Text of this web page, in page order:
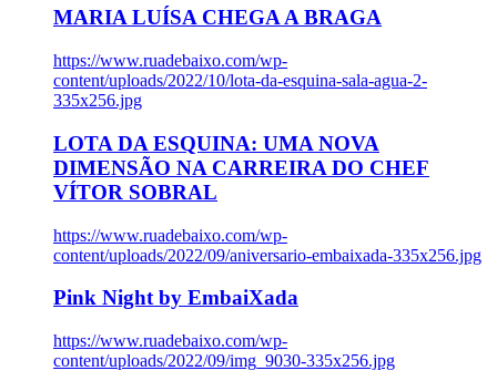
MARIA LUÍSA CHEGA A BRAGA
https://www.ruadebaixo.com/wp-
content/uploads/2022/10/lota-da-esquina-sala-agua-2-
335x256.jpg
LOTA DA ESQUINA: UMA NOVA
DIMENSÃO NA CARREIRA DO CHEF
VÍTOR SOBRAL
https://www.ruadebaixo.com/wp-
content/uploads/2022/09/aniversario-embaixada-335x256.jpg
Pink Night by EmbaiXada
https://www.ruadebaixo.com/wp-
content/uploads/2022/09/img_9030-335x256.jpg